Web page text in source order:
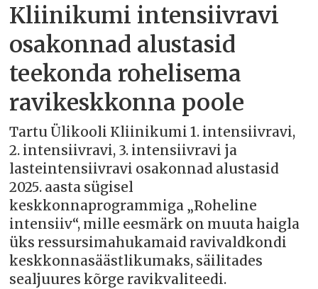
Kliinikumi intensiivravi
osakonnad alustasid
teekonda rohelisema
ravikeskkonna poole
Tartu Ülikooli Kliinikumi 1. intensiivravi,
2. intensiivravi, 3. intensiivravi ja
lasteintensiivravi osakonnad alustasid
2025. aasta sügisel
keskkonnaprogrammiga „Roheline
intensiiv“, mille eesmärk on muuta haigla
üks ressursimahukamaid ravivaldkondi
keskkonnasäästlikumaks, säilitades
sealjuures kõrge ravikvaliteedi.